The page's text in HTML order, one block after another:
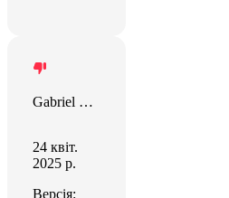
Gabriel Mancera Hernandez MAH
24 квіт.
2025 р.
Версія: